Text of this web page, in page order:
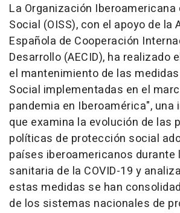
La Organización Iberoamericana
Social (OISS), con el apoyo de la
Española de Cooperación
Desarrollo (AECID), ha realizado
el mantenimiento de las
Social implementadas en el
pandemia en Iberoamérica", una
que examina la evolución de las
políticas de protección social
países iberoamericanos durante
sanitaria de la COVID-19 y
estas medidas se han
de los sistemas nacionales de